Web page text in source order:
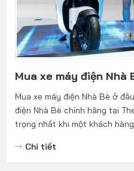
Mua xe máy điện
Mua xe máy điện Nhà Bè ở
điện Nhà Bè chính hãng tại
trọng nhất khi một khách
Chi tiết